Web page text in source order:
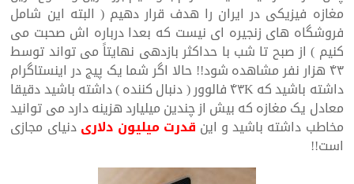
مغازه فیزیکی در ایران را هدف قرار دهیم ( البته این شامل
فروشگاه های زنجیره ای نیست که بعدا درباره اش صحبت می
کنیم ) از صبح تا شب با حداکثر بازدهی نهایتاً می تواند توسط
۴۳ هزار نفر مشاهده شود!! حالا اگر شما یک پیج در اینستاگرام
داشته باشید که ۴۳K فالوور ( دنبال کننده ) داشته باشید دقیقا
معادل یک مغازه که بیش از چندین میلیارد هزینه دارد می توانید
مخاطب داشته باشید و این قدرت میلیون دلاریدنیای مجازی
است!!